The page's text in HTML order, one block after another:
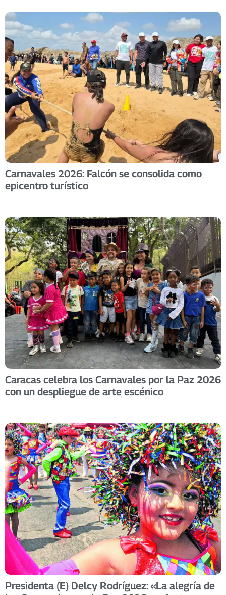
Carnavales 2026: Falcón se consolida como
epicentro turístico
Caracas celebra los Carnavales por la Paz 2026
con un despliegue de arte escénico
Presidenta (E) Delcy Rodríguez: «La alegría de